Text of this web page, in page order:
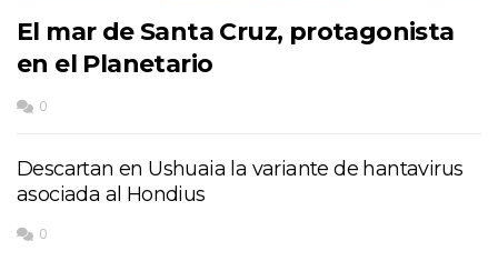
El mar de Santa Cruz, protagonista
en el Planetario
0
Descartan en Ushuaia la variante de hantavirus
asociada al Hondius
0